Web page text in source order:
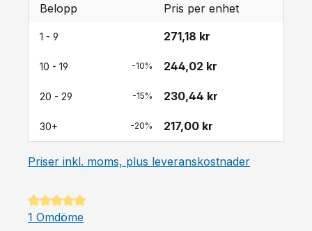
Belopp Pris per enhet
1 - 9 271,18 kr
10 - 19 -10% 244,02 kr
20 - 29 -15% 230,44 kr
30+ -20% 217,00 kr
Priser inkl. moms, plus leveranskostnader
Genomsnittligt betyg på 5 av 5 stjärnor
1 Omdöme